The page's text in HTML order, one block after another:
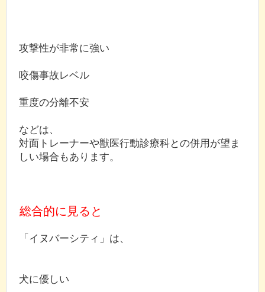
攻撃性が非常に強い
咬傷事故レベル
重度の分離不安
などは、
対面トレーナーや獣医行動診療科との併用が望ま
しい場合もあります。
総合的に見ると
「イヌバーシティ」は、
犬に優しい